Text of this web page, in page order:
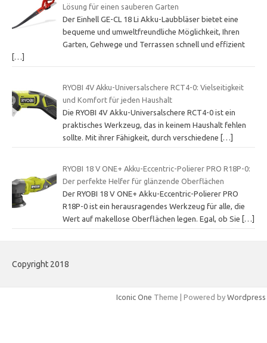
Lösung für einen sauberen Garten
Der Einhell GE-CL 18 Li Akku-Laubbläser bietet eine
bequeme und umweltfreundliche Möglichkeit, Ihren
Garten, Gehwege und Terrassen schnell und effizient
[…]
RYOBI 4V Akku-Universalschere RCT4-0: Vielseitigkeit
und Komfort für jeden Haushalt
Die RYOBI 4V Akku-Universalschere RCT4-0 ist ein
praktisches Werkzeug, das in keinem Haushalt fehlen
sollte. Mit ihrer Fähigkeit, durch verschiedene
[…]
RYOBI 18 V ONE+ Akku-Eccentric-Polierer PRO R18P-0:
Der perfekte Helfer für glänzende Oberflächen
Der RYOBI 18 V ONE+ Akku-Eccentric-Polierer PRO
R18P-0 ist ein herausragendes Werkzeug für alle, die
Wert auf makellose Oberflächen legen. Egal, ob Sie
[…]
Copyright 2018
Iconic One Theme | Powered by Wordpress